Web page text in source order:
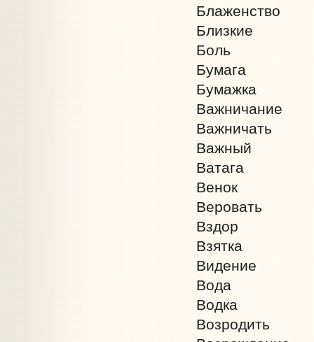
Блаженство
Близкие
Боль
Бумага
Бумажка
Важничание
Важничать
Важный
Ватага
Венок
Веровать
Вздор
Взятка
Видeние
Вода
Водка
Возродить